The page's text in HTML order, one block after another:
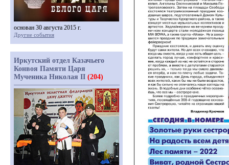
основан 30 августа 2015 г.
Другие события
Иркутский отдел Казачьего
Конвоя Памяти Царя
Мученика Николая II (204)